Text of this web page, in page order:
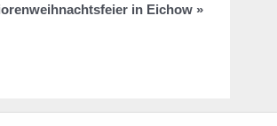
in Eichow »